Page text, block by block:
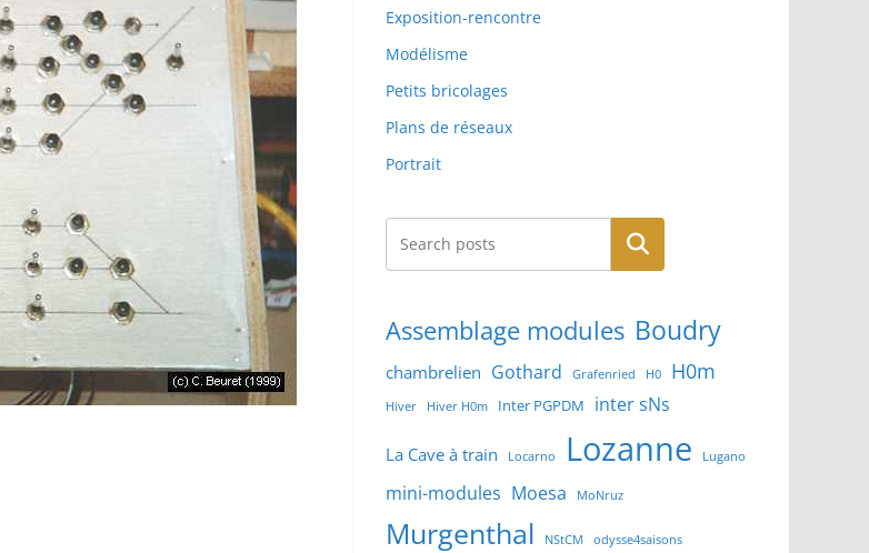
Exposition-rencontre
Modélisme
Petits bricolages
Plans de réseaux
Portrait
Rechercher
Assemblage modules Boudry
chambrelien Gothard Grafenried H0 H0m
Hiver Hiver H0m Inter PGPDM inter sNs
La Cave à train Locarno Lozanne Lugano
mini-modules Moesa MoNruz
Murgenthal NStCM odysse4saisons